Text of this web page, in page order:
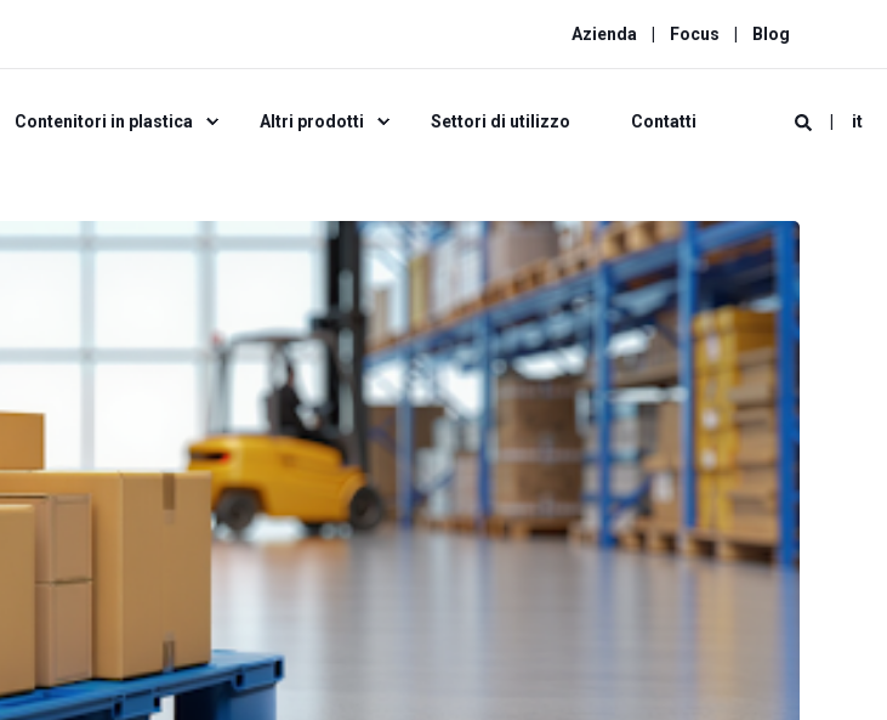
Azienda Focus Blog
Contenitori in plastica Altri prodotti Settori di utilizzo Contatti it